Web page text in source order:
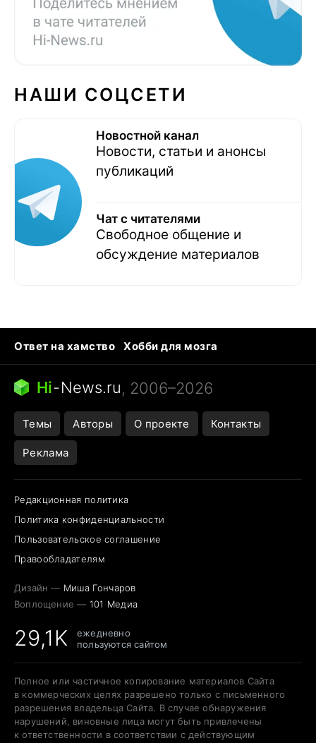
НАШИ СОЦСЕТИ
Новостной канал
Новости, статьи и анонсы
публикаций
Чат с читателями
Свободное общение и
обсуждение материалов
Ответ на хамство
Хобби для мозга
Бензин 100 и 95
Тунцы в океанариуме
Следующая пандемия
Hi-News.ru, 2006–2026
Темы Авторы О проекте Контакты
Реклама
Редакционная политика
Политика конфиденциальности
Пользовательское соглашение
Правообладателям
Дизайн — Миша Гончаров
Воплощение — 101 Медиа
29,1K
ежедневно
пользуются сайтом
Полное или частичное копирование материалов Сайта
в коммерческих целях разрешено только с письменного
разрешения владельца Сайта. В случае обнаружения
нарушений, виновные лица могут быть привлечены
к ответственности в соответствии с действующим